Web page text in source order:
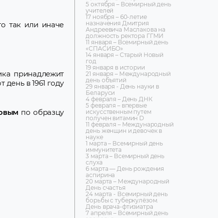
так или иначе
принадлежит
в 1961 году
по образцу
5 октября – Всемирный день
учителей
17 ноября – 60-летие
назначения Дмитрия
Андреевича Маслакова на
должность ректора ГГМИ
11 января – Всемирный день
«СПАСИБО»
14 января – Старый Новый
год
19 января в истории
21 января – Международный
день объятий
29 января - День науки в
Беларуси
4 февраля – День ДНК
5 февраля – впервые
искусственным путем
получен витамин D
11 февраля – Международный
день женщин и девочек в
науке
1 марта – Всемирный день
иммунитета
3 марта – Всемирный день
слуха
6 марта — День рождения
аспирина
20 марта – Международный
День счастья
24 марта - Всемирный день
борьбы с туберкулёзом.
День врача-фтизиатра
7 апреля – Всемирный день